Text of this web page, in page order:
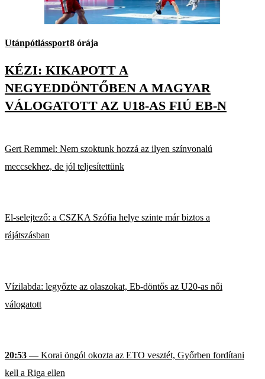
Utánpótlássport8 órája
KÉZI: KIKAPOTT A
NEGYEDDÖNTŐBEN A MAGYAR
VÁLOGATOTT AZ U18-AS FIÚ EB-N
Gert Remmel: Nem szoktunk hozzá az ilyen színvonalú
meccsekhez, de jól teljesítettünk
El-selejtező: a CSZKA Szófia helye szinte már biztos a
rájátszásban
Vízilabda: legyőzte az olaszokat, Eb-döntős az U20-as női
válogatott
20:53 — Korai öngól okozta az ETO vesztét, Győrben fordítani
kell a Riga ellen